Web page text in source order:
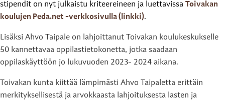
stipendit on nyt julkaistu kriteereineen ja luettavissa Toivakan
koulujen Peda.net -verkkosivulla (linkki).
Lisäksi Ahvo Taipale on lahjoittanut Toivakan koulukeskukselle
50 kannettavaa oppilastietokonetta, jotka saadaan
oppilaskäyttöön jo lukuvuoden 2023- 2024 aikana.
Toivakan kunta kiittää lämpimästi Ahvo Taipaletta erittäin
merkityksellisestä ja arvokkaasta lahjoituksesta lasten ja